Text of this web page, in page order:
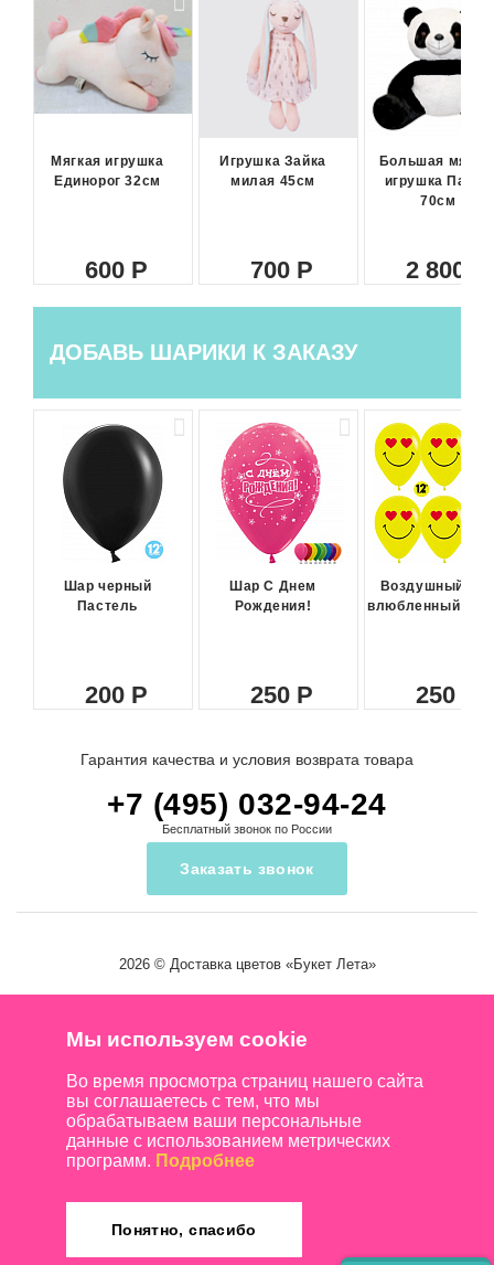
Мягкая игрушка
Единорог 32см
600
Игрушка Зайка
милая 45см
700
Большая
игрушка Панда
70см
2 800
ДОБАВЬ ШАРИКИ К ЗАКАЗУ
Шар черный
Пастель
200
Шар С Днем
Рождения!
250
Воздушный
влюбленный
250
Гарантия качества и условия возврата товара
+7 (495) 032-94-24
Бесплатный звонок по России
Заказать звонок
2026 © Доставка цветов«Букет Лета»
Мы используем cookie
Во время просмотра страниц нашего сайта
вы соглашаетесь с тем, что мы
обрабатываем ваши персональные
данные с использованием метрических
программ. Подробнее
Понятно, спасибо